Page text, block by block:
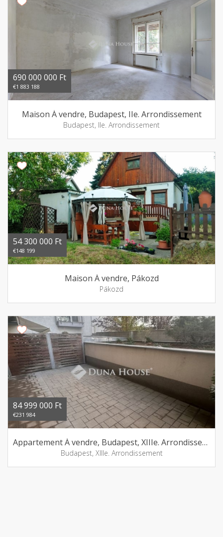
690 000 000 Ft
€1 883 188
Maison Á vendre, Budapest, IIe. Arrondissement
Budapest, IIe. Arrondissement
54 300 000 Ft
€148 199
Maison Á vendre, Pákozd
Pákozd
84 999 000 Ft
€231 984
Appartement Á vendre, Budapest, XIIIe. Arrondissement
Budapest, XIIIe. Arrondissement